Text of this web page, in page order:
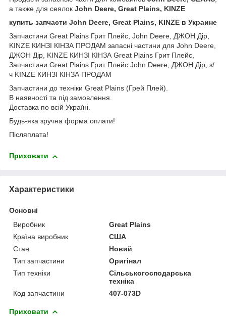
а также для сеялок John Deere, Great Plains, KINZE
купить запчасти John Deere, Great Plains, KINZE в Украине
Запчастини Great Plains Грит Плейс, John Deere, ДЖОН Дір,
KINZE КИНЗІ КІНЗА ПРОДАМ запасні частини для John Deere,
ДЖОН Дір, KINZE КИНЗІ КІНЗА Great Plains Грит Плейс,
Запчастини Great Plains Грит Плейс John Deere, ДЖОН Дір, з/
ч KINZE КИНЗІ КІНЗА ПРОДАМ
Запчастини до техніки Great Plains (Грей Плей).
В наявності та під замовлення.
Доставка по всій Україні.
Будь-яка зручна форма оплати!
Післяплата!
Приховати
Характеристики
Основні
Виробник
Great Plains
Країна виробник
США
Стан
Новий
Тип запчастини
Оригінал
Тип техніки
Сільськогосподарська
техніка
Код запчастини
407-073D
Приховати